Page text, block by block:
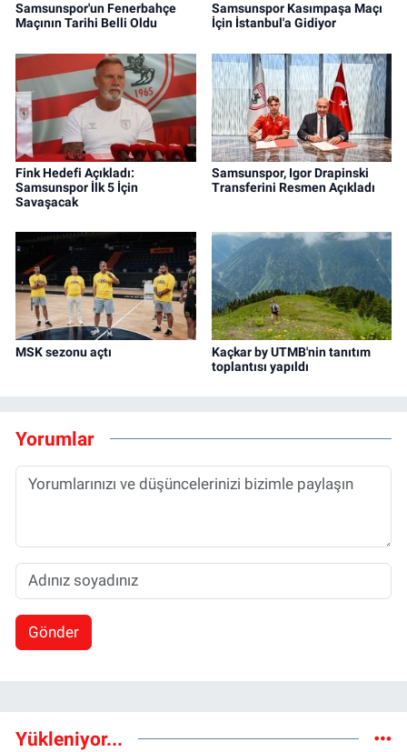
Samsunspor'un Fenerbahçe
Maçının Tarihi Belli Oldu
Samsunspor Kasımpaşa Maçı
İçin İstanbul'a Gidiyor
Fink Hedefi Açıkladı:
Samsunspor İlk 5 İçin
Savaşacak
Samsunspor, Igor Drapinski
Transferini Resmen Açıkladı
MSK sezonu açtı
Kaçkar by UTMB'nin tanıtım
toplantısı yapıldı
Yorumlar
Gönder
Yükleniyor...